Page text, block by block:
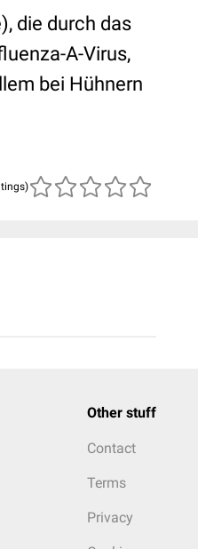
die durch das
A-Virus,
bei Hühnern
Other stuff
Contact
Terms
Privacy